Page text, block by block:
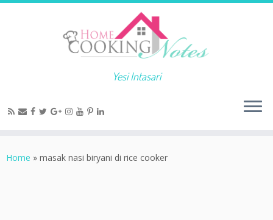
Yesi Intasari
Home » masak nasi biryani di rice cooker